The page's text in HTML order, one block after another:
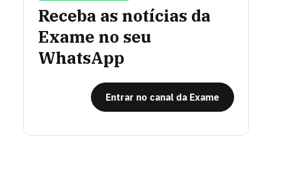
Receba as notícias da
Exame no seu
WhatsApp
Entrar no canal da Exame